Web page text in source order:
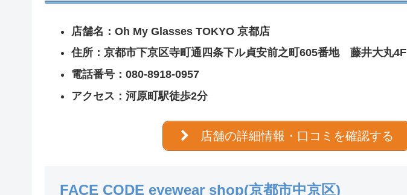
店舗名：Oh My Glasses TOKYO 京都店
住所：京都市下京区寺町通四条下ル貞安前之町605番地 藤井大丸4F
電話番号：080-8918-0957
アクセス：河原町駅徒歩2分
店舗の詳細情報・口コミを確認する
FACE CODE eyewear shop(京都市中京区)